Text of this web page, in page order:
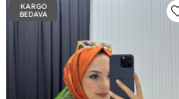
KARGO
BEDAVA